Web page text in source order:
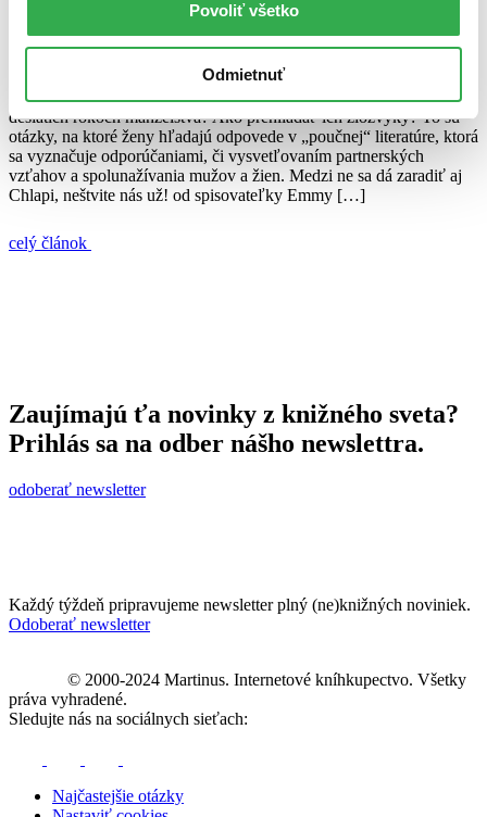
Povoliť všetko
Odmietnuť
Veronika Folentová
Ako s mužmi prežiť v jednej domácnosti? Ako ich nezabiť po
desiatich rokoch manželstva? Ako prehliadať ich zlozvyky? To sú
otázky, na ktoré ženy hľadajú odpovede v „poučnej“ literatúre, ktorá
sa vyznačuje odporúčaniami, či vysvetľovaním partnerských
vzťahov a spolunažívania mužov a žien. Medzi ne sa dá zaradiť aj
Chlapi, neštvite nás už! od spisovateľky Emmy […]
celý článok
Zaujímajú ťa novinky z knižného sveta?
Prihlás sa na odber nášho newslettra.
odoberať newsletter
Každý týždeň pripravujeme newsletter plný (ne)knižných noviniek.
Odoberať newsletter
© 2000-2024 Martinus. Internetové kníhkupectvo. Všetky
práva vyhradené.
Sledujte nás na sociálnych sieťach:
Najčastejšie otázky